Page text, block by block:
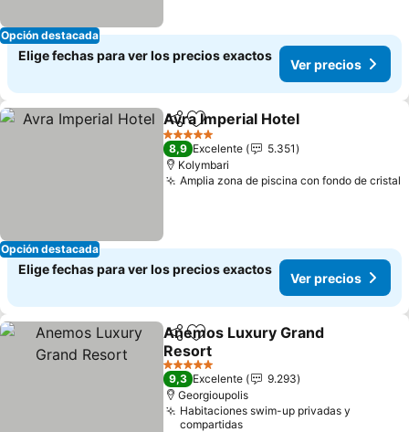
Opción destacada
Elige fechas para ver los precios exactos
Ver precios
Opción destacada
CompartirAgregar a favoritos
Avra Imperial Hotel
5 Estrellas
8,9 Excelente
5.351
Kolymbari
Amplia zona de piscina con fondo de cristal
Elige fechas para ver los precios exactos
Ver precios
CompartirAgregar a favoritos
Anemos Luxury Grand
Resort
5 Estrellas
9,3 Excelente
9.293
Georgioupolis
Habitaciones swim-up privadas y
compartidas